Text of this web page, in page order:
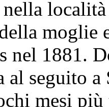
nella
nel 1881.
seguito a
mesi